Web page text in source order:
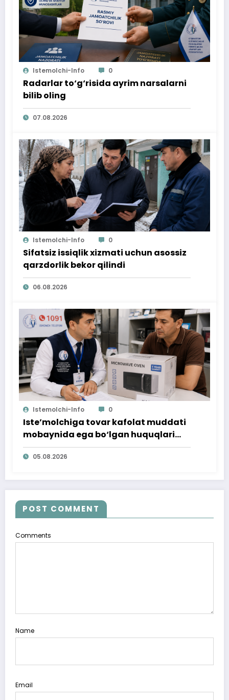
Istemolchi-Info 0
Radarlar to‘g‘risida ayrim narsalarni
bilib oling
07.08.2026
Istemolchi-Info 0
Sifatsiz issiqlik xizmati uchun asossiz
qarzdorlik bekor qilindi
06.08.2026
Istemolchi-Info 0
Iste’molchiga tovar kafolat muddati
mobaynida ega bo‘lgan huquqlari
ta’minlab berildi
05.08.2026
POST COMMENT
Comments
Name
Email